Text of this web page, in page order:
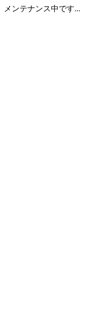
メンテナンス中です...